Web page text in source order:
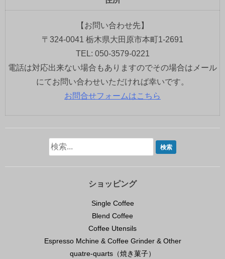
【お問い合わせ先】
〒324-0041 栃木県大田原市本町1-2691
TEL: 050-3579-0221
電話は対応出来ない場合もありますのでその場合はメール
にてお問い合わせいただければ幸いです。
お問合せフォームはこちら
ショッピング
Single Coffee
Blend Coffee
Coffee Utensils
Espresso Mchine & Coffee Grinder & Other
quatre-quarts（焼き菓子）